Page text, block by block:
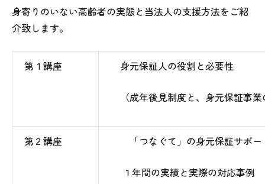
身寄りのいない高齢者の実態と当法人の支援方法をご紹
介致します。
第１講座 身元保証人の役割と必要性
（成年後見制度と、身元保証事業
第２講座 「つなぐて」の身元保証サポー
１年間の実績と実際の対応事例